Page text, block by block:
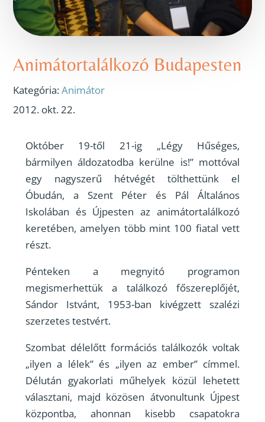
Animátortalálkozó Budapesten
Kategória:Animátor
2012. okt. 22.
Október 19-től 21-ig „Légy Hűséges,
bármilyen áldozatodba kerülne is!” mottóval
egy nagyszerű hétvégét tölthettünk el
Óbudán, a Szent Péter és Pál Általános
Iskolában és Újpesten az animátortalálkozó
keretében, amelyen több mint 100 fiatal vett
részt.
Pénteken a megnyitó programon
megismerhettük a találkozó főszereplőjét,
Sándor Istvánt, 1953-ban kivégzett szalézi
szerzetes testvért.
Szombat délelőtt formációs találkozók voltak
„ilyen a lélek” és „ilyen az ember” címmel.
Délután gyakorlati műhelyek közül lehetett
választani, majd közösen átvonultunk Újpest
központba, ahonnan kisebb csapatokra